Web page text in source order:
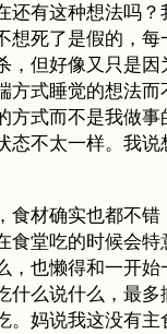
还有这种想法吗？
想死了是假的，
，但好像又只是因
方式睡觉的想法
方式而不是我做事
态不太一样。我
食材确实也都不错
食堂吃的时候会特
，也懒得和一开始
什么说什么，最
。妈说我这没有主